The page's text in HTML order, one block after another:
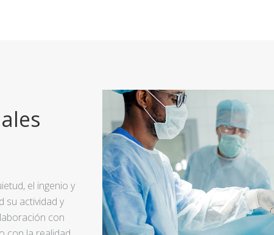
el ingenio y
su actividad y
con